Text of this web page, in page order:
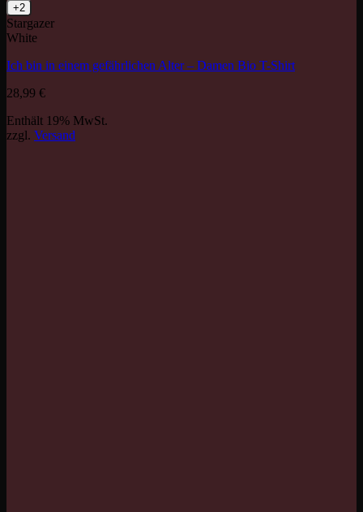
+2
Stargazer
White
Ich bin in einem gefährlichen Alter – Damen Bio T-Shirt
28,99 €
Enthält 19% MwSt.
zzgl. Versand